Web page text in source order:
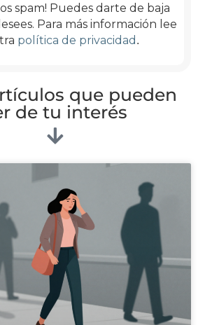
spam! Puedes darte de baja
Para más información lee
política de privacidad .
que pueden
de tu interés